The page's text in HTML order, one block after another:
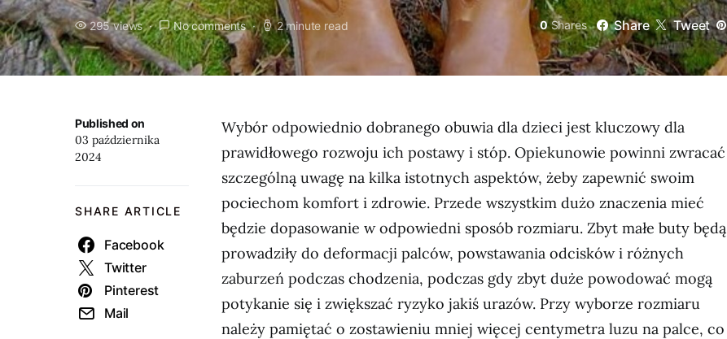
295 views No comments 2 minute read 0 Shares Share Tweet
Published on
03 października
2024
SHARE ARTICLE
Facebook
Twitter
Pinterest
Mail
Wybór odpowiednio dobranego obuwia dla dzieci jest kluczowy dla
prawidłowego rozwoju ich postawy i stóp. Opiekunowie powinni zwracać
szczególną uwagę na kilka istotnych aspektów, żeby zapewnić swoim
pociechom komfort i zdrowie. Przede wszystkim dużo znaczenia mieć
będzie dopasowanie w odpowiedni sposób rozmiaru. Zbyt małe buty będą
prowadziły do deformacji palców, powstawania odcisków i różnych
zaburzeń podczas chodzenia, podczas gdy zbyt duże powodować mogą
potykanie się i zwiększać ryzyko jakiś urazów. Przy wyborze rozmiaru
należy pamiętać o zostawieniu mniej więcej centymetra luzu na palce, co